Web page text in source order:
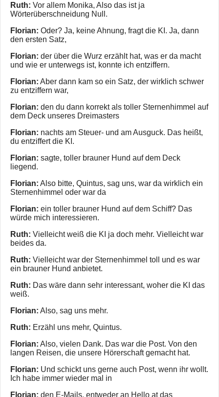
Ruth: Vor allem Monika, Also das ist ja
Wörterüberschneidung Null.
Florian: Oder? Ja, keine Ahnung, fragt die KI. Ja, dann
den ersten Satz,
Florian: der über die Wurz erzählt hat, was er da macht
und wie er unterwegs ist, konnte ich entziffern.
Florian: Aber dann kam so ein Satz, der wirklich schwer
zu entziffern war,
Florian: den du dann korrekt als toller Sternenhimmel auf
dem Deck unseres Dreimasters
Florian: nachts am Steuer- und am Ausguck. Das heißt,
du entziffert die KI.
Florian: sagte, toller brauner Hund auf dem Deck
liegend.
Florian: Also bitte, Quintus, sag uns, war da wirklich ein
Sternenhimmel oder war da
Florian: ein toller brauner Hund auf dem Schiff? Das
würde mich interessieren.
Ruth: Vielleicht weiß die KI ja doch mehr. Vielleicht war
beides da.
Ruth: Vielleicht war der Sternenhimmel toll und es war
ein brauner Hund anbietet.
Ruth: Das wäre dann sehr interessant, woher die KI das
weiß.
Florian: Also, sag uns mehr.
Ruth: Erzähl uns mehr, Quintus.
Florian: Also, vielen Dank. Das war die Post. Von den
langen Reisen, die unsere Hörerschaft gemacht hat.
Florian: Und schickt uns gerne auch Post, wenn ihr wollt.
Ich habe immer wieder mal in
Florian: den E-Mails, entweder an Hello at das